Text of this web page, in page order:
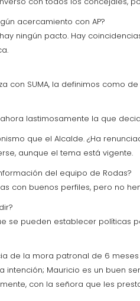
acercamiento con AP?
ningún pacto. Hay
con SUMA, la definimos como
lastimosamente la que
que el Alcalde. ¿Ha
aunque el tema está vigente.
del equipo de Rodas?
con buenos perfiles, pero no
se pueden establecer
de la mora patronal de 6
intención; Mauricio es un buen
con la señora que les